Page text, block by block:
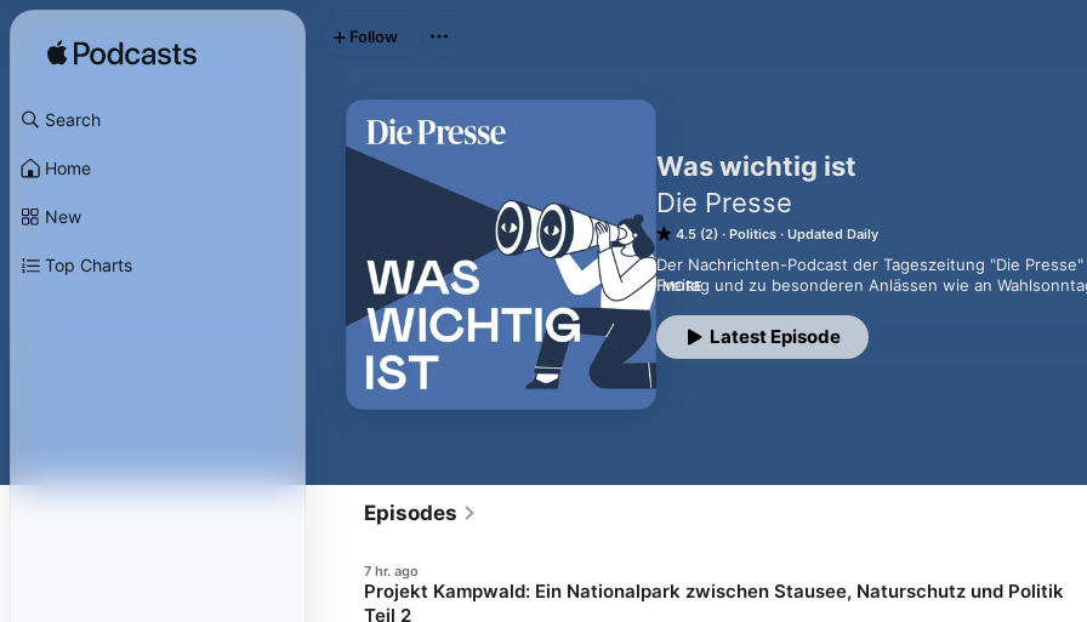
Search
Home
New
Top Charts
Was wichtig ist
Die Presse
4.5 (2) Politics Updated Daily
Der Nachrichten-Podcast der Tageszeitung "Die
Freitag und zu besonderen Anlässen wie an
spannenden Gesprächspartnern.
Gastgeber sind Anna Wallner, Christine Mayrhofer,
MORE
Latest Episode
Follow
Episodes
7 hr. ago
Projekt Kampwald: Ein Nationalpark zwischen Stausee, Naturschutz und Politik
Teil 2